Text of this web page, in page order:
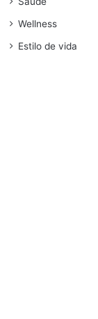
Wellness
Estilo de vida